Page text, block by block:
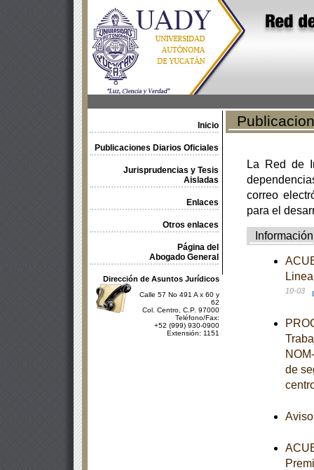
Inicio
Publicaciones Diarios Oficiales
Jurisprudencias y Tesis
Aisladas
Enlaces
Otros enlaces
Página del
Abogado General
Dirección de Asuntos Jurídicos
Calle 57 No 491 A x 60 y
62
Col. Centro, C.P. 97000
Teléfono/Fax:
+52 (999) 930-0900
Extensión: 1151
La Red de
correo
para el
Información
10-03
de